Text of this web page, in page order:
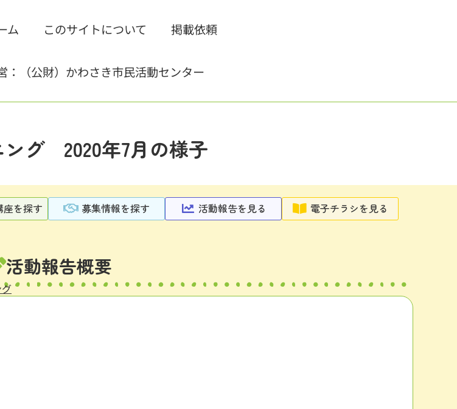
ム このサイトについて 掲載依頼
：（公財）かわさき市民活動センター
ング 2020年7月の様子
座を探す 募集情報を探す 活動報告を見る 電子チラシを見る
活動報告概要